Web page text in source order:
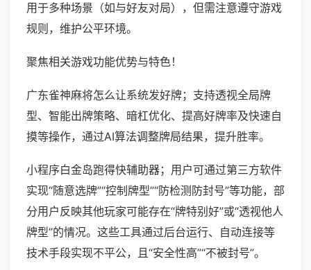
用于多种场景（如与好友对局），但需注意遵守游戏
规则，维护公平环境。
聚焦相关游戏功能优势与特色！
广东雀神麻将怎么让系统发好牌；支持透视全局牌
型、智能出牌策略、暗杠优化、提高好牌率及快速自
摸等操作，通过AI算法调整牌局结果，提升胜率。
小程序白金岛跑得快辅助器；用户可通过第三方软件
实现“随意选牌”“控制牌型”“防检测防封号”等功能，部
分用户反映其他玩家可能存在“牌特别好”或“透视他人
牌型”的情况。这些工具通过后台运行、自动连接等
技术手段实现不平公，且“安全性高”“不被封号”。